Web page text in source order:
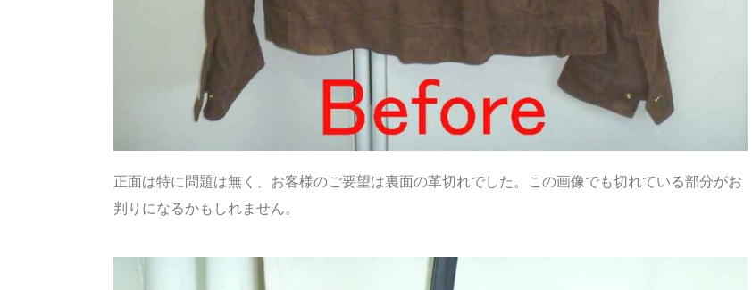
正面は特に問題は無く、お客様のご要望は裏面の革切れでした。この画像でも切れている部分がお
判りになるかもしれません。